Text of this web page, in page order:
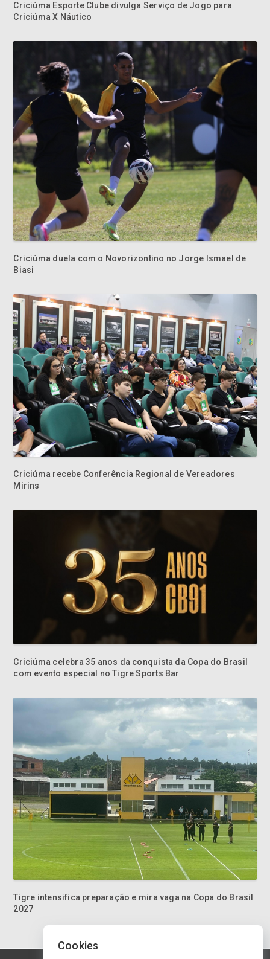
Criciúma Esporte Clube divulga Serviço de Jogo para
Criciúma X Náutico
Criciúma duela com o Novorizontino no Jorge Ismael de
Biasi
Criciúma recebe Conferência Regional de Vereadores
Mirins
Criciúma celebra 35 anos da conquista da Copa do Brasil
com evento especial no Tigre Sports Bar
Tigre intensifica preparação e mira vaga na Copa do Brasil
2027
Cookies